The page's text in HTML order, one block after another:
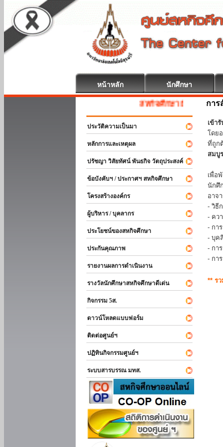
หน้าหลัก นักศึกษา
สหกิจศึกษา ยินดีต้อนรับ
ประวัติความเป็นมา
หลักการและเหตุผล
ปรัชญา วิสัยทัศน์ พันธกิจ วัตถุประสงค์
ข้อบังคับฯ / ประกาศฯ สหกิจศึกษา
โครงสร้างองค์กร
ผู้บริหาร / บุคลากร
ประโยชน์ของสหกิจศึกษา
ประกันคุณภาพ
รายงานผลการดำเนินงาน
รางวัลนักศึกษาสหกิจศึกษาดีเด่น
กิจกรรม 5ส.
ดาวน์โหลดแบบฟอร์ม
ติดต่อศูนย์ฯ
ปฏิทินกิจกรรมศูนย์ฯ
ระบบสารบรรณ มทส.
การ
เข้า
โดย
ที่ถูก
สมบู
เพื่อ
นักศึ
อาจ
- วิธี
- คว
- กา
- บุค
- กา
- กา
** ร